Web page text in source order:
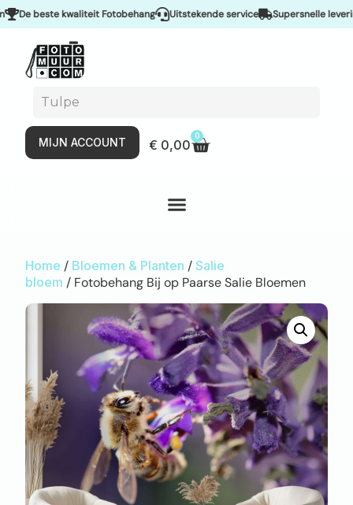
beste kwaliteit Fotobehang Uitstekende service Supersnelle levering
MIJN ACCOUNT € 0,00
0
Home / Bloemen & Planten / Salie
bloem / Fotobehang Bij op Paarse Salie Bloemen